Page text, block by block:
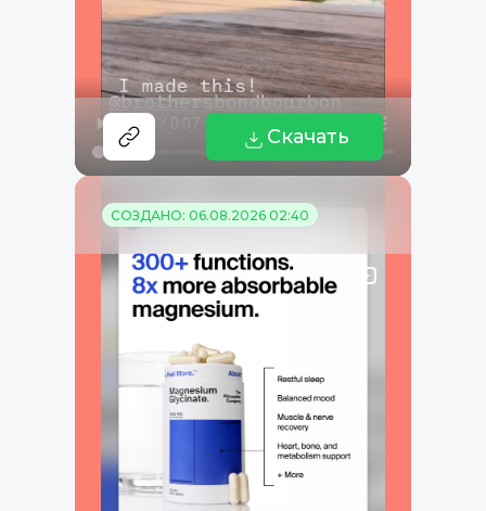
Скачать
СОЗДАНО: 06.08.2026 02:40